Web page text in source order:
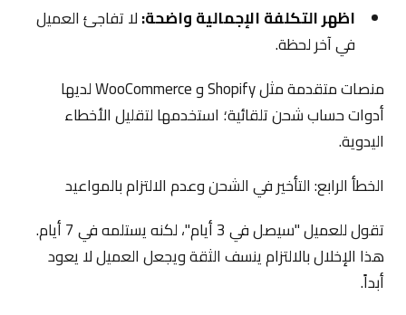
اظهر التكلفة الإجمالية واضحة:لا تفاجئ العميل
في آخر لحظة.
منصات متقدمة مثل Shopify و WooCommerce لديها
أدوات حساب شحن تلقائية؛ استخدمها لتقليل الأخطاء
اليدوية.
الخطأ الرابع: التأخير في الشحن وعدم الالتزام بالمواعيد
تقول للعميل "سيصل في 3 أيام"، لكنه يستلمه في 7 أيام.
هذا الإخلال بالالتزام ينسف الثقة ويجعل العميل لا يعود
أبداً.